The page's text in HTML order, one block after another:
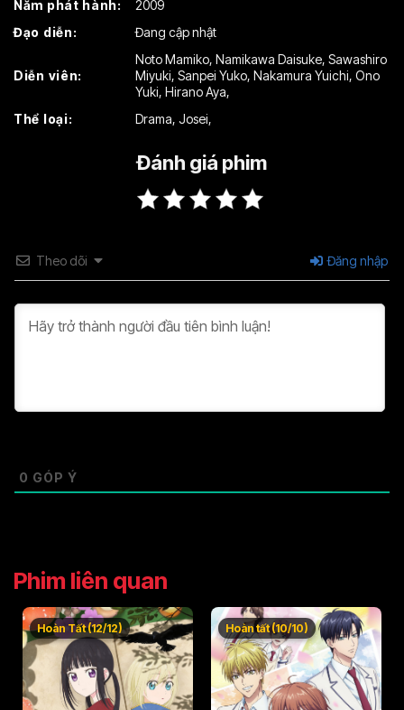
Tập 16
Tập 22 Tập 23 Tập 24
Tập 25
Năm phát hành:
2009
Đạo diễn:
Đang cập nhật
Diễn viên:
Noto Mamiko, Namikawa Daisuke, Sawashiro
Miyuki, Sanpei Yuko, Nakamura Yuichi, Ono
Yuki, Hirano Aya,
Thể loại:
Drama, Josei,
Đánh giá phim
Theo dõi Đăng nhập
0 GÓP Ý
Phim liên quan
Hoàn Tất (12/12) Hoàn tất (10/10)